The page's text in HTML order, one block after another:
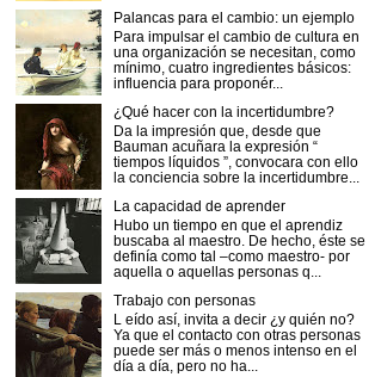
Palancas para el cambio: un ejemplo
Para impulsar el cambio de cultura en
una organización se necesitan, como
mínimo, cuatro ingredientes básicos:
influencia para proponér...
¿Qué hacer con la incertidumbre?
Da la impresión que, desde que
Bauman acuñara la expresión “
tiempos líquidos ”, convocara con ello
la conciencia sobre la incertidumbre...
La capacidad de aprender
Hubo un tiempo en que el aprendiz
buscaba al maestro. De hecho, éste se
definía como tal –como maestro- por
aquella o aquellas personas q...
Trabajo con personas
L eído así, invita a decir ¿y quién no?
Ya que el contacto con otras personas
puede ser más o menos intenso en el
día a día, pero no ha...